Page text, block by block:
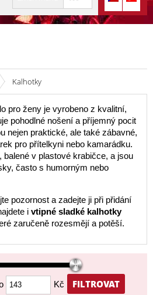
Kalhotky
pro ženy je vyrobeno z kvalitní,
pohodlné nošení a příjemný pocit
nejen praktické, ale také zábavné,
pro přítelkyni nebo kamarádku.
v plastové krabičce, a jsou
často s humorným nebo
pozornost a zadejte ji při přidání
i vtipné sladké kalhotky
zaručeně rozesmějí a potěší.
Kč FILTROVAT